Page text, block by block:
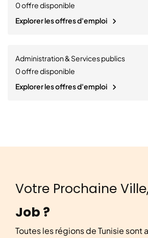
0offre disponible
Explorer les offres d'emploi
Administration & Services publics
0offre disponible
Explorer les offres d'emploi
Votre Prochaine Ville,
Job ?
Toutes les régions de Tunisie sont